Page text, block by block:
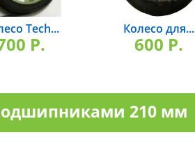
Tech...
P.
Колесо для...
600 P.
210 мм